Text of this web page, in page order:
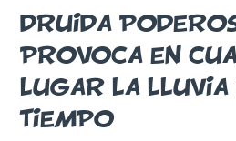
DRUIDA
PROVOCA EN
LUGAR LA LLUVIA
TIEMPO